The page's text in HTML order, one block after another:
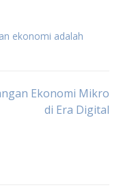
ekonomi adalah
Ekonomi Mikro
di Era Digital